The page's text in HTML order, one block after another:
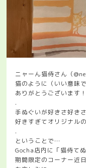
ニャーん猫侍さん（
猫のように（いい意味
ありがとうございます！
.
手ぬぐいが好きさ好き
好きすぎてオリジナル
.
ということで…
Gocha店内に「猫侍て
期間限定のコーナー近